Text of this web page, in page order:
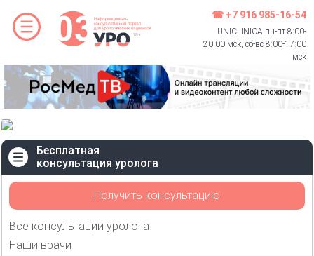
☎ +7 916 985-16-54
UNICLINICA пн-пт 8:00-
20:00 мск, сб-вс 8:00-17:00
мск
Бесплатная
консультация уролога
Получить консультацию
Все консультации уролога
Наши врачи